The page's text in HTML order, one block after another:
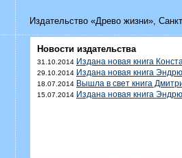
Издательство «Древо жизни»,
Новости издательства
31.10.2014 Издана новая книга
29.10.2014 Издана новая книга
18.07.2014 Вышла в свет книга
15.07.2014 Издана новая книга